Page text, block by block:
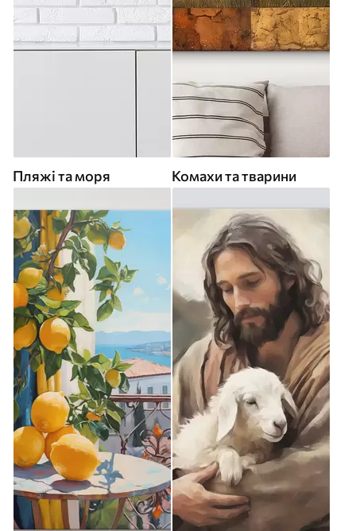
Пляжі та моря Комахи та тварини